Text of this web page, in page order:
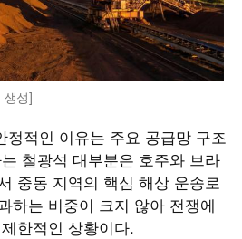
생성]
정적인 이유는 주요 공급망 구조
철광석 대부분은 호주와 브라
중동 지역의 핵심 해상 운송로
하는 비중이 크지 않아 전쟁에
한적인 상황이다.